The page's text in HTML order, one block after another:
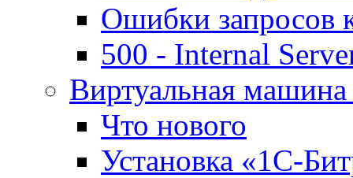
Ошибки запросов
500 - Internal
Виртуальная
Что нового
Установка «1С-